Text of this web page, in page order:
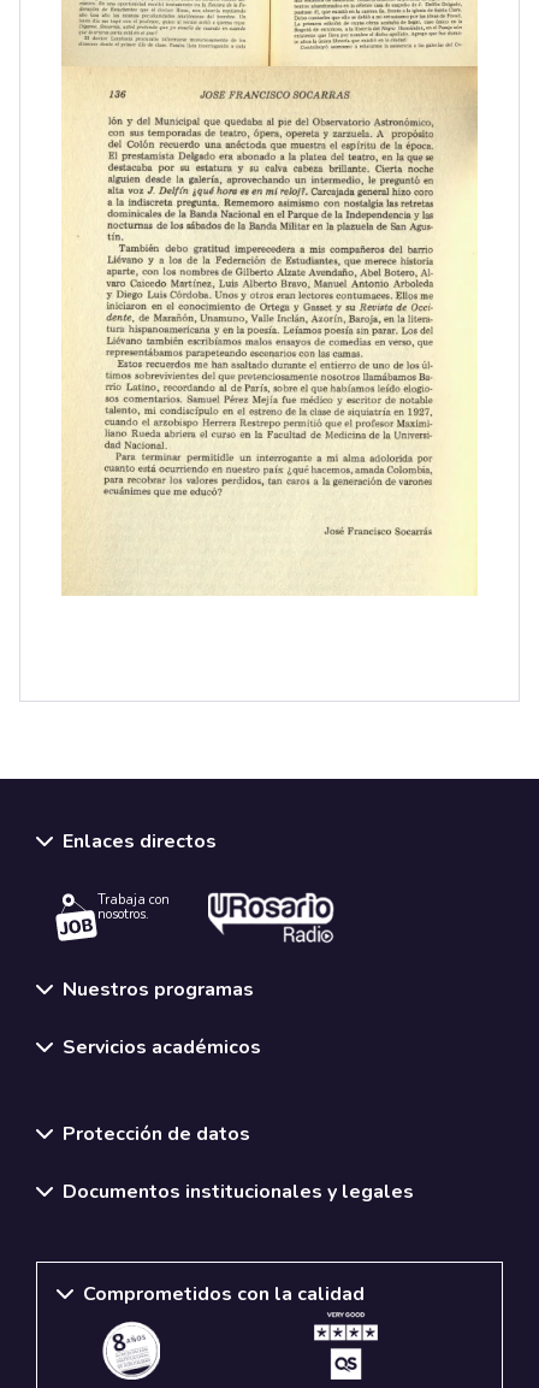
Enlaces directos
Trabaja con
nosotros.
Nuestros programas
Servicios académicos
Protección de datos
Documentos institucionales y legales
Comprometidos con la calidad